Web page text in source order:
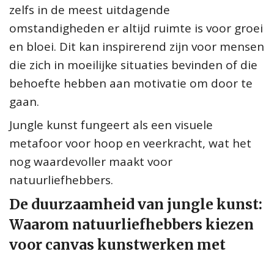
zelfs in de meest uitdagende
omstandigheden er altijd ruimte is voor groei
en bloei. Dit kan inspirerend zijn voor mensen
die zich in moeilijke situaties bevinden of die
behoefte hebben aan motivatie om door te
gaan.
Jungle kunst fungeert als een visuele
metafoor voor hoop en veerkracht, wat het
nog waardevoller maakt voor
natuurliefhebbers.
De duurzaamheid van jungle kunst:
Waarom natuurliefhebbers kiezen
voor canvas kunstwerken met